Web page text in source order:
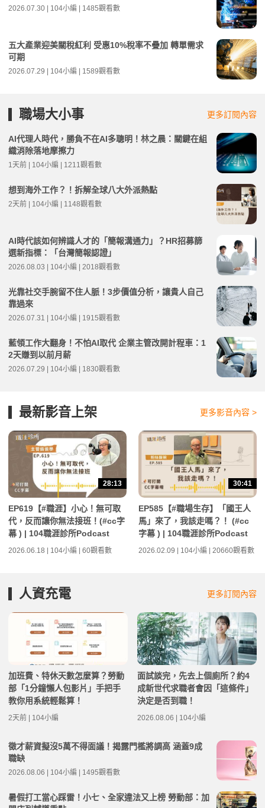
2026.07.30 | 104小編 | 1485觀看數
五大產業迎美關稅紅利 受惠10%稅率不疊加 轉單需求
可期
2026.07.29 | 104小編 | 1589觀看數
職場大小事 更多訂閱內容
AI代理人時代，勝負不在AI多聰明！林之晨：關鍵在組
織消除落地摩擦力
1天前 | 104小編 | 1211觀看數
想到海外工作？！拆解全球八大外派熱點
2天前 | 104小編 | 1148觀看數
AI時代該如何辨識人才的「簡報溝通力」？HR招募篩
選新指標：「台灣簡報認證」
2026.08.03 | 104小編 | 2018觀看數
光靠社交手腕留不住人脈！3步價值分析，讓貴人自己
靠過來
2026.07.31 | 104小編 | 1915觀看數
藍領工作大翻身！不怕AI取代 企業主管改開計程車：1
2天賺到以前月薪
2026.07.29 | 104小編 | 1830觀看數
最新影音上架 更多影音內容 >
28:13
EP619【#職涯】小心！無可取
代，反而讓你無法接班！(#cc字
幕 ) | 104職涯診所Podcast
2026.06.18 | 104小編 | 60觀看數
30:41
EP585【#職場生存】「國王人
馬」來了，我該走嗎？！ (#cc
字幕 ) | 104職涯診所Podcast
2026.02.09 | 104小編 | 20660觀看數
人資充電 更多訂閱內容
加班費、特休天數怎麼算？勞動
部「1分鐘懶人包影片」手把手
教你用系統輕鬆算！
2天前 | 104小編
面試談完，先去上個廁所？約4
成新世代求職者會因「這條件」
決定是否到職！
2026.08.06 | 104小編
徵才薪資擬沒5萬不得面議！揭露門檻將調高 涵蓋9成
職缺
2026.08.06 | 104小編 | 1495觀看數
暑假打工當心踩雷！小七、全家違法又上榜 勞動部：加